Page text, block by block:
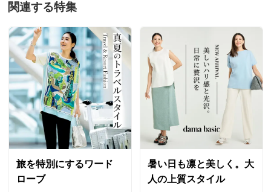
関連する特集
旅を特別にするワード
ローブ
暑い日も凛と美しく。大
人の上質スタイル